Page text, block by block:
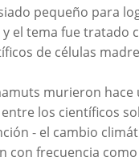
pequeño para
el tema fue tratado
de células
murieron hace
los científicos
- el cambio
con frecuencia como